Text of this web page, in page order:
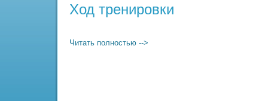
Ход тренировки
Читать полностью -->